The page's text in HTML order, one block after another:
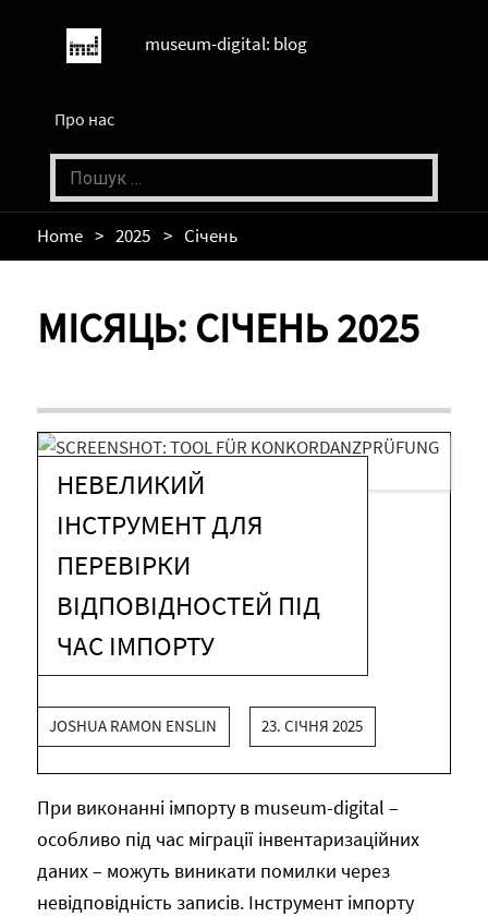
museum-digital: blog
Про нас
Home 2025 Січень
МІСЯЦЬ: СІЧЕНЬ 2025
НЕВЕЛИКИЙ
ІНСТРУМЕНТ ДЛЯ
ПЕРЕВІРКИ
ВІДПОВІДНОСТЕЙ ПІД
ЧАС ІМПОРТУ
JOSHUA RAMON ENSLIN 23. СІЧНЯ 2025
При виконанні імпорту в museum-digital –
особливо під час міграції інвентаризаційних
даних – можуть виникати помилки через
невідповідність записів. Інструмент імпорту